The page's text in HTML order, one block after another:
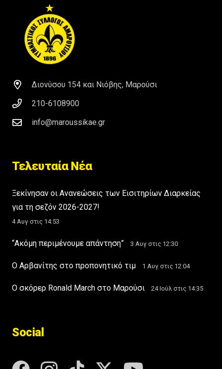
Διονύσου 154 και Νιόβης, Μαρούσι
210-6108900
info@maroussikae.gr
Τελευταία Νέα
Ξεκίνησαν οι Ανανεώσεις των Εισιτηρίων Διαρκείας
για τη σεζόν 2026-2027!
4 Αυγ στις 14:53
“Ακόμη περιμένουμε απάντηση” 3 Αυγ στις 12:30
Ο Αρβανίτης στο προπονητικό τιμ 1 Αυγ στις 12:04
Ο σκόρερ Ronald March στο Μαρούσι 24 Ιούλ στις 14:35
Social